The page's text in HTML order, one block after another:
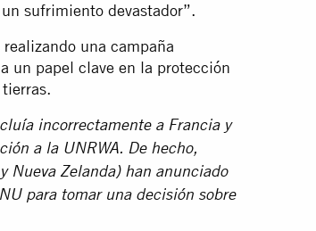
sufrimiento devastador”.
una campaña
un papel clave en la protección
incorrectamente a Francia y
a la UNRWA. De hecho,
Nueva Zelanda) han anunciado
para tomar una decisión sobre